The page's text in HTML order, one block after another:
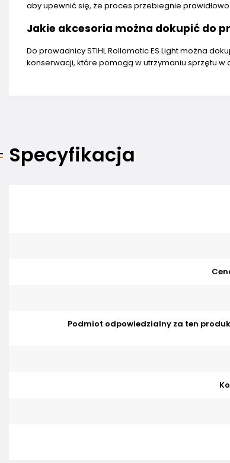
aby upewnić się, że proces przebiegnie prawidłowo.
Jakie akcesoria można dokupić do
Do prowadnicy STIHL Rollomatic ES Light można
konserwacji, które pomogą w utrzymaniu sprzętu w
Specyfikacja
Podmiot odpowiedzialny za ten